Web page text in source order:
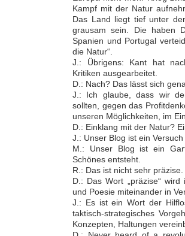
Kampf mit der Natur
Das Land liegt tief unter
grausam sein. Die haben
Spanien und Portugal
die Natur“.
J.: Übrigens: Kant hat
Kritiken ausgearbeitet.
D.: Nach? Das lässt sich
J.: Ich glaube, dass wir
sollten, gegen das
unseren Möglichkeiten, im
D.: Einklang mit der Natur?
J.: Unser Blog ist ein
M.: Unser Blog ist ein
Schönes entsteht.
R.: Das ist nicht sehr präzise.
D.: Das Wort „präzise“
und Poesie miteinander in
J.: Es ist ein Wort der
taktisch-strategisches
Konzepten, Haltungen